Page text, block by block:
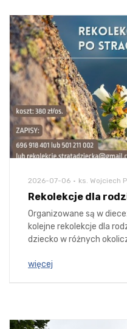
2026-07-06 ks. Wojciech
Rekolekcje dla
Organizowane są w
kolejne rekolekcje dla
dziecko w różnych
więcej